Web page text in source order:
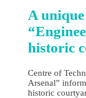
A
historic
Centre of
Arsenal”
historic